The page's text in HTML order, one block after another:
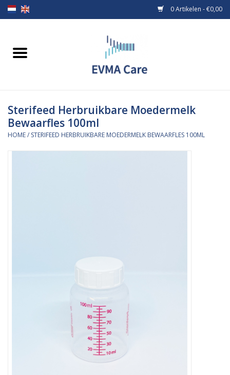
0 Artikelen - €0,00
Home
Borstvoeding
Voeding
Sterifeed Herbruikbare Moedermelk
Bewaarfles 100ml
HOME/ STERIFEED HERBRUIKBARE MOEDERMELK BEWAARFLES 100ML